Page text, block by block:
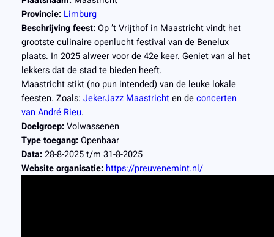
Provincie: Limburg
Beschrijving feest: Op ’t Vrijthof in Maastricht vindt het
grootste culinaire openlucht festival van de Benelux
plaats. In 2025 alweer voor de 42e keer. Geniet van al het
lekkers dat de stad te bieden heeft.
Maastricht stikt (no pun intended) van de leuke lokale
feesten. Zoals: JekerJazz Maastrichten deconcerten
van André Rieu.
Doelgroep: Volwassenen
Type toegang: Openbaar
Data: 28-8-2025 t/m 31-8-2025
Website organisatie: https://preuvenemint.nl/